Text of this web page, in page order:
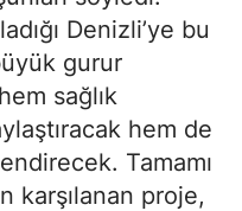
Denizli’ye bu
gurur
sağlık
hem de
Tamamı
karşılanan proje,